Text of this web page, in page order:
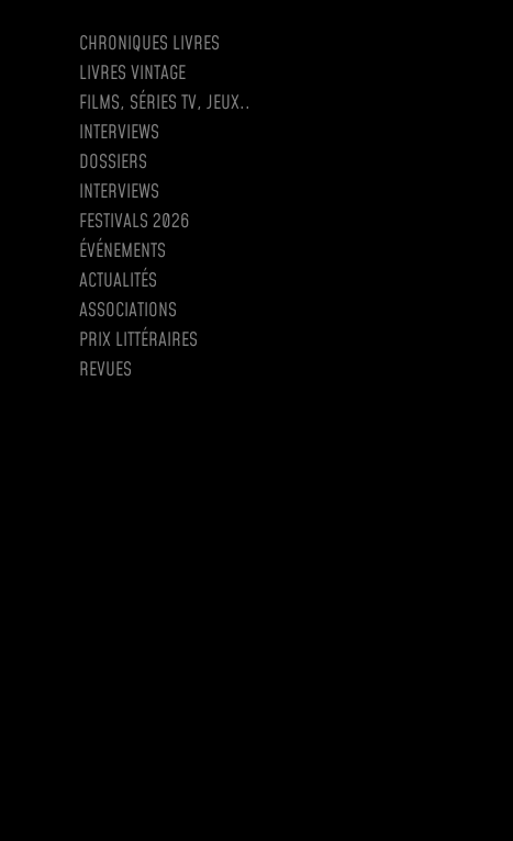
CHRONIQUES LIVRES
LIVRES VINTAGE
FILMS, SÉRIES TV, JEUX..
INTERVIEWS
DOSSIERS
INTERVIEWS
FESTIVALS 2026
ÉVÉNEMENTS
ACTUALITÉS
ASSOCIATIONS
PRIX LITTÉRAIRES
REVUES